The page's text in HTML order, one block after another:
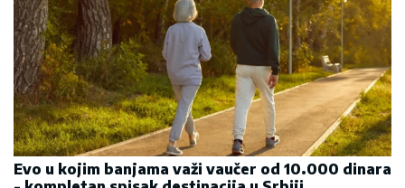
Evo u kojim banjama važi vaučer od 10.000 dinara